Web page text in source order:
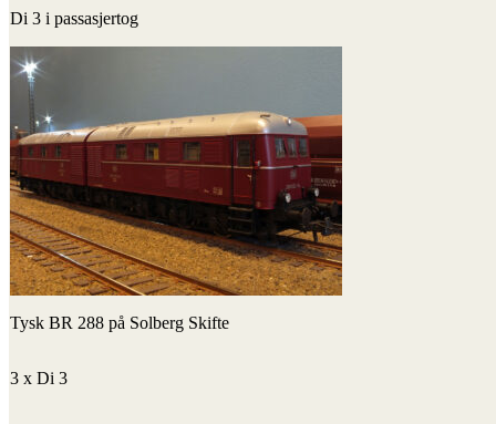
Di 3 i passasjertog
Tysk BR 288 på Solberg Skifte
3 x Di 3